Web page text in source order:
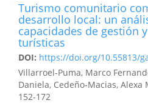
Turismo comunitario
desarrollo local: un
capacidades de gestión
turísticas
DOI: https://doi.org/10.55813/
Villarroel-Puma, Marco
Daniela, Cedeño-Macias, Alexa
152-172